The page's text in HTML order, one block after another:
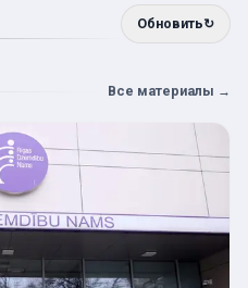
Обновить↻
Все материалы →